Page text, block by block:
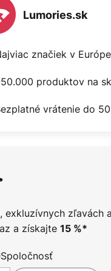
Lumories.sk
značiek v Európe
produktov na
vrátenie do
zľavách
a získajte 15%*
Spoločnosť